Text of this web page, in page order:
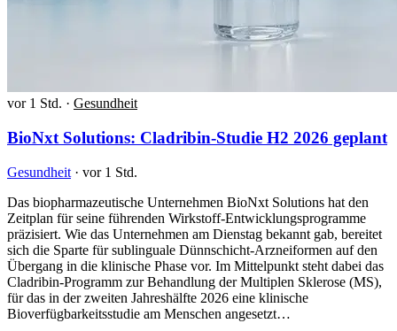
vor 1 Std. · Gesundheit
BioNxt Solutions: Cladribin-Studie H2 2026 geplant
Gesundheit · vor 1 Std.
Das biopharmazeutische Unternehmen BioNxt Solutions hat den
Zeitplan für seine führenden Wirkstoff-Entwicklungsprogramme
präzisiert. Wie das Unternehmen am Dienstag bekannt gab, bereitet
sich die Sparte für sublinguale Dünnschicht-Arzneiformen auf den
Übergang in die klinische Phase vor. Im Mittelpunkt steht dabei das
Cladribin-Programm zur Behandlung der Multiplen Sklerose (MS),
für das in der zweiten Jahreshälfte 2026 eine klinische
Bioverfügbarkeitsstudie am Menschen angesetzt…